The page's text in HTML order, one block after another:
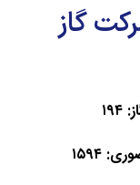
گاز
۱۵۹۴